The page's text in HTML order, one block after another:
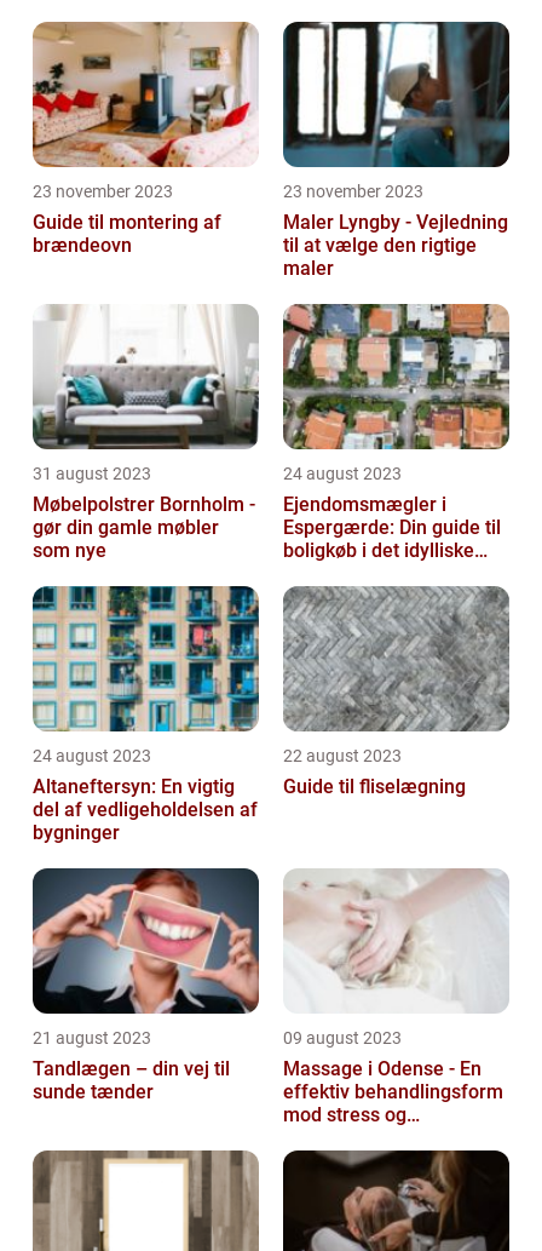
23 november 2023
Guide til montering af
brændeovn
23 november 2023
Maler Lyngby - Vejledning
til at vælge den rigtige
maler
31 august 2023
Møbelpolstrer Bornholm -
gør din gamle møbler
som nye
24 august 2023
Ejendomsmægler i
Espergærde: Din guide til
boligkøb i det idylliske
24 august 2023
Altaneftersyn: En vigtig
del af vedligeholdelsen af
bygninger
22 august 2023
Guide til fliselægning
21 august 2023
Tandlægen – din vej til
sunde tænder
09 august 2023
Massage i Odense - En
effektiv behandlingsform
mod stress og